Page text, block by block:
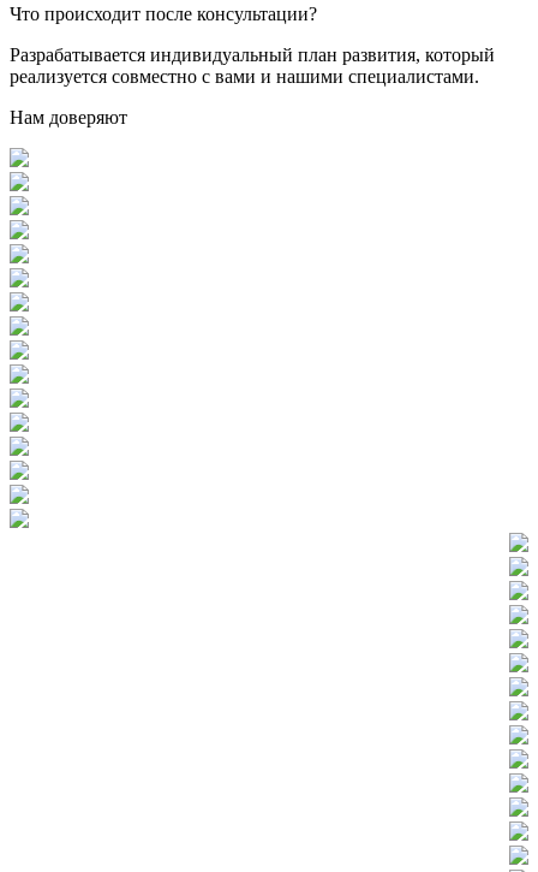
Что происходит после консультации?
Разрабатывается индивидуальный план развития, который
реализуется совместно с вами и нашими специалистами.
Нам доверяют